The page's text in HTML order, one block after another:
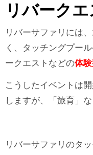
リバーク
リバーサファリには
く、タッチングプー
ークエストなどの体
こうしたイベントは
しますが、「旅育」
リバーサファリのタ